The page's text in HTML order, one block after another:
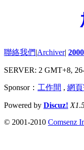
聯絡我們|Archiver|
SERVER: 2 GMT+8,
Sponsor： 工作間 , 網
Powered by Discuz!
© 2001-2010 Comsenz